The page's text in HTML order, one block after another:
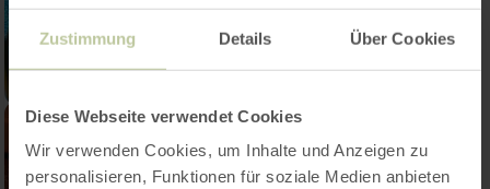
Zustimmung Details Über Cookies
Diese Webseite verwendet Cookies
Wir verwenden Cookies, um Inhalte und Anzeigen zu
personalisieren, Funktionen für soziale Medien anbieten